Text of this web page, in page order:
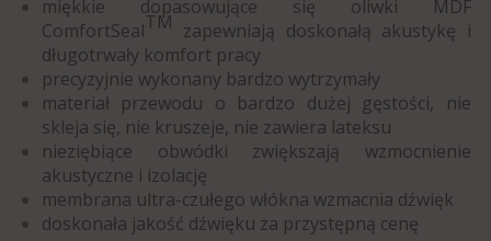
miękkie dopasowujące się oliwki MDF
ComfortSealTM zapewniają doskonałą akustykę i
długotrwały komfort pracy
precyzyjnie wykonany bardzo wytrzymały
materiał przewodu o bardzo dużej gęstości, nie
skleja się, nie kruszeje, nie zawiera lateksu
nieziębiące obwódki zwiększają wzmocnienie
akustyczne i izolację
membrana ultra-czułego włókna wzmacnia dźwięk
doskonała jakość dźwięku za przystępną cenę